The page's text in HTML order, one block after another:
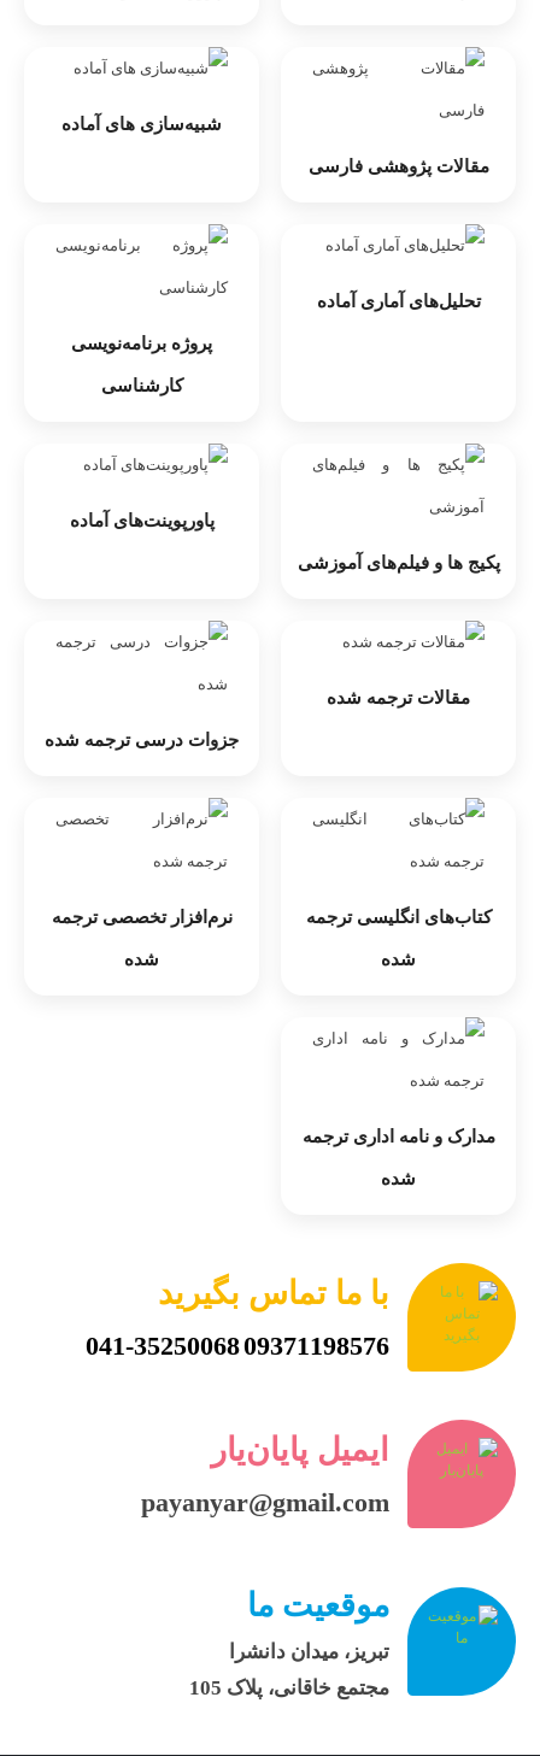
مقالات پژوهشی فارسی
شبیه‌سازی های آماده
تحلیل‌های آماری آماده
پروژه‌ برنامه‌نویسی
کارشناسی
پکیج ها و فیلم‌های آموزشی
پاورپوینت‌های آماده
مقالات ترجمه شده
جزوات درسی ترجمه شده
کتاب‌های انگلیسی ترجمه
شده
نرم‌افزار تخصصی ترجمه
شده
مدارک و نامه‌ اداری ترجمه
شده
با ما تماس بگیرید
09371198576
041-35250068
ایمیل پایان‌یار
payanyar@gmail.com
موقعیت ما
تبریز، میدان دانشرا
مجتمع خاقانی، پلاک 105